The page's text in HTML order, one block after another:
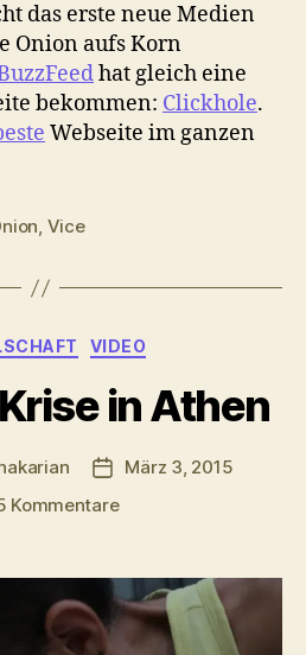
das erste neue Medien
Onion aufs Korn
hat gleich eine
bekommen: Clickhole.
Webseite im ganzen
, Vice
Kategorien
VIDEO
in Athen
März 3, 2015
Kommentarezu
Krise
in
Athen